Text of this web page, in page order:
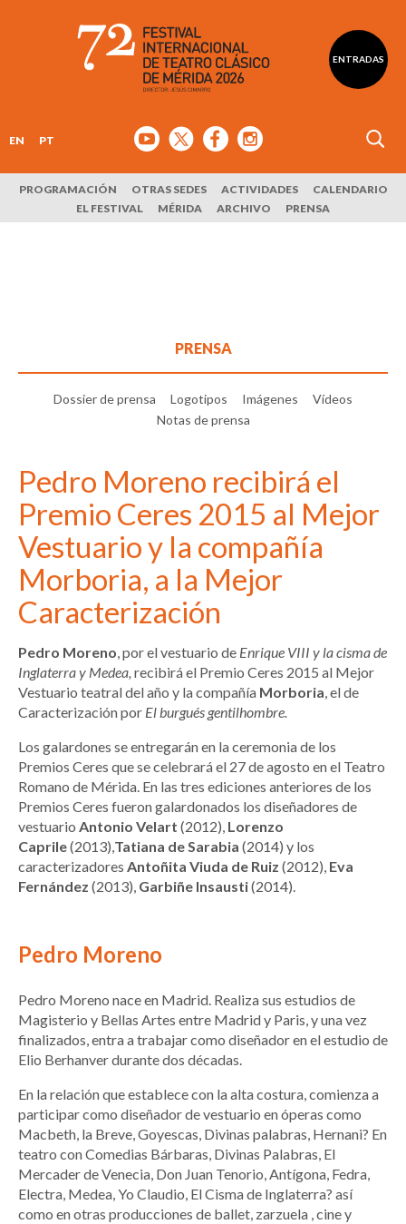
ENTRADAS
EN PT
PROGRAMACIÓN OTRAS SEDES ACTIVIDADES
CALENDARIO
EL FESTIVAL
MÉRIDA ARCHIVO PRENSA
PRENSA
Dossier de prensa Logotipos Imágenes
Vídeos
Notas de prensa
Pedro Moreno recibirá el
Premio Ceres 2015 al Mejor
Vestuario y la compañía
Morboria, a la Mejor
Caracterización
Pedro Moreno, por el vestuario de Enrique VIII y la cisma de
Inglaterra y Medea, recibirá el Premio Ceres 2015 al Mejor
Vestuario teatral del año y la compañía Morboria, el de
Caracterización por El burgués gentilhombre.
Los galardones se entregarán en la ceremonia de los
Premios Ceres que se celebrará el 27 de agosto en el Teatro
Romano de Mérida. En las tres ediciones anteriores de los
Premios Ceres fueron galardonados los diseñadores de
vestuario Antonio Velart (2012), Lorenzo
Caprile(2013),Tatiana de Sarabia (2014) y los
caracterizadores Antoñita Viuda de Ruiz (2012), Eva
Fernández (2013), Garbiñe Insausti(2014).
Pedro Moreno
Pedro Moreno nace en Madrid. Realiza sus estudios de
Magisterio y Bellas Artes entre Madrid y Paris, y una vez
finalizados, entra a trabajar como diseñador en el estudio de
Elio Berhanver durante dos décadas.
En la relación que establece con la alta costura, comienza a
participar como diseñador de vestuario en óperas como
Macbeth, la Breve, Goyescas, Divinas palabras, Hernani? En
teatro con Comedias Bárbaras, Divinas Palabras, El
Mercader de Venecia, Don Juan Tenorio, Antígona, Fedra,
Electra, Medea, Yo Claudio, El Cisma de Inglaterra? así
como en otras producciones de ballet, zarzuela , cine y